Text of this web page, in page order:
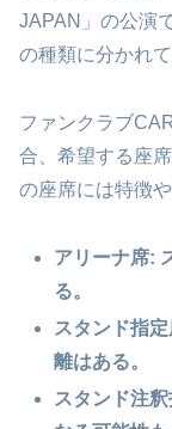
JAPAN」の公演
の種類に分かれて
ファンクラブ
合、希望する座
の座席には特徴
アリーナ席:
る。
スタンド指
離はある。
スタンド注